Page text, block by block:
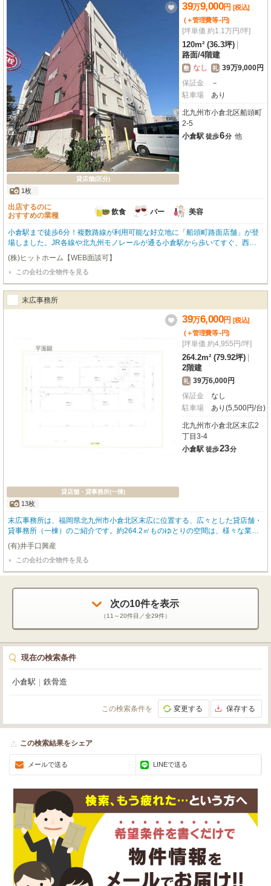
貸店舗(区分)
1枚
39万9,000円 [税込]
(＋管理費等-円)
[坪単価 約1.1万円/坪]
120m² (36.3坪)
路面/4階建
敷 なし 礼 39万9,000円
保証金
－
駐車場
あり
北九州市小倉北区船頭町
2-5
小倉駅 徒歩6分 他
出店するのに
おすすめの業種
飲食 バー 美容
小倉駅まで徒歩6分！複数路線が利用可能な好立地に「船頭町路面店舗」が登
場しました。JR各線や北九州モノレールが通る小倉駅から歩いてすぐ、西小
倉駅、平和通駅も徒歩圏内で、交通アクセスは良好です。約120.0㎡の広々と
した空間は、1階路面店で視認性も高く、集客にも期待が持てます。無料駐車
場1台付きで、お客様の来店にも便利。ガス・給排水設備を完備しており、重
飲食を含む飲食全般、バー・クラブ・スナック、美容・健康・介護など、幅広
い業種に対応可能です。商店街や幹線道路に面し、周辺には飲食店や商業施設
が充実。人通りの多いエリアで、ビジネスの拠点として魅力的なロケーション
です。1フロア1テナントのため、独立性も保てます。新たなビジネスのスター
トに、この機会をぜひご検討ください。詳細はお気軽にお問い合わせくださ
(株)ヒットホーム【WEB面談可】
この会社の全物件を見る
末広事務所
貸店舗・貸事務所(一棟)
13枚
39万6,000円 [税込]
(＋管理費等-円)
[坪単価 約4,955円/坪]
264.2m² (79.92坪)
2階建
礼 39万6,000円
保証金
なし
駐車場
あり(5,500円/台)
北九州市小倉北区末広2
丁目3-4
小倉駅 徒歩23分
末広事務所は、福岡県北九州市小倉北区末広に位置する、広々とした貸店舗・
貸事務所（一棟）のご紹介です。約264.2㎡ものゆとりの空間は、様々な業種
に対応可能。新しいビジネスの拠点として、理想的な環境を築いていただけま
す。初期費用を抑えたい方に嬉しい敷金0円！礼金は1ヶ月分となっておりま
す。駐車場は嬉しい4台分をご用意しており、月額5,500円/台でご利用いただ
けます（空き状況は要相談）。お車でのアクセスもスムーズで、お客様や従業
な買い物にも困りません。また、病院やスーパーも徒歩圏内に揃っており、ビ
ジネスライフをしっかりサポートしてくれます。角地に位置し、視認性も良好
です。鉄骨造2階建てのしっかりとした建物で、男女別トイレも完備。この機
(有)井手口興産
この会社の全物件を見る
次の10件を表示
（11～20件目／全29件）
現在の検索条件
小倉駅 鉄骨造
この検索条件を 変更する 保存する
この検索結果をシェア
メールで送る LINEで送る